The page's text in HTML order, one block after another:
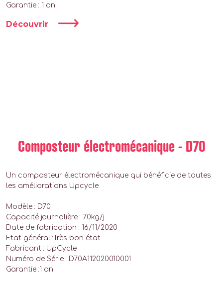
Garantie : 1 an
Découvrir
Composteur électromécanique - D70
Un composteur électromécanique qui bénéficie de toutes
les améliorations Upcycle
Modèle : D70
Capacité journalière : 70kg/j
Date de fabrication : 16/11/2020
Etat général :Très bon état
Fabricant : UpCycle
Numéro de Série : D70A112020010001
Garantie :1 an